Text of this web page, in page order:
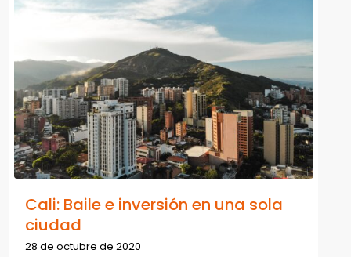
Cali: Baile e inversión en una sola
ciudad
28 de octubre de 2020